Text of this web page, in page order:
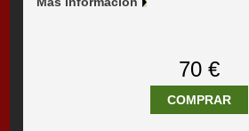
70 €
COMPRAR